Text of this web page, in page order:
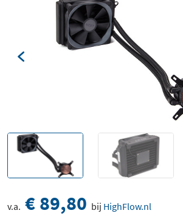
v.a. € 89,80 bij HighFlow.nl